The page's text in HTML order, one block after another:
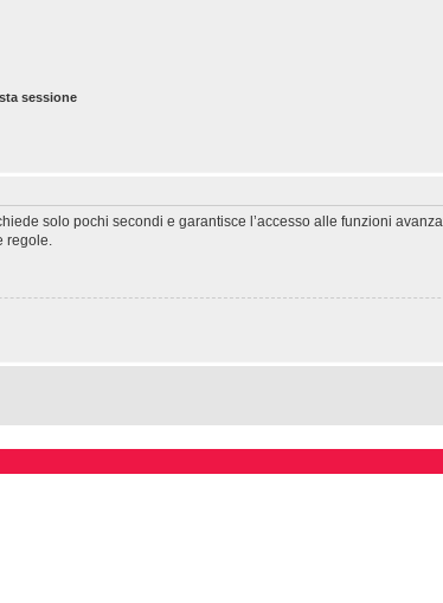
sessione
solo pochi secondi e garantisce l’accesso alle funzioni
regole.